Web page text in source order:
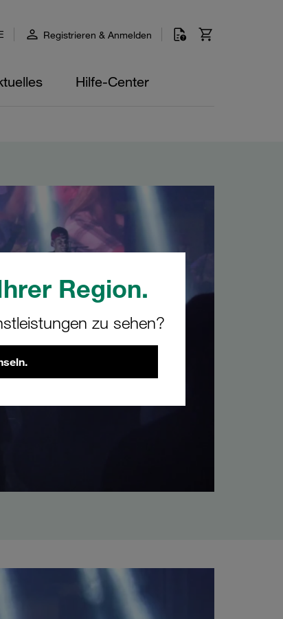
Region.
zu sehen?
Registrieren & Anmelden
Hilfe-Center